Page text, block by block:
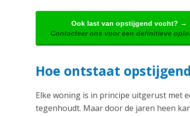
Ook last van opstijgend vocht? →
Contacteer ons voor een definitieve
Hoe ontstaat
Elke woning is in principe uitgerust met
tegenhoudt. Maar door de jaren heen